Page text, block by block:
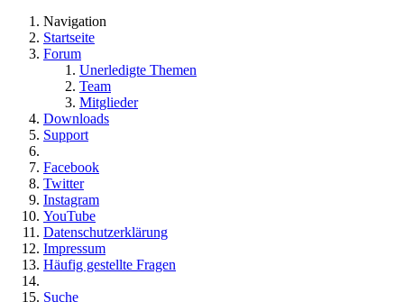
Navigation
Startseite
Forum
Unerledigte Themen
Team
Mitglieder
Downloads
Support
Facebook
Twitter
Instagram
YouTube
Datenschutzerklärung
Impressum
Häufig gestellte Fragen
Suche